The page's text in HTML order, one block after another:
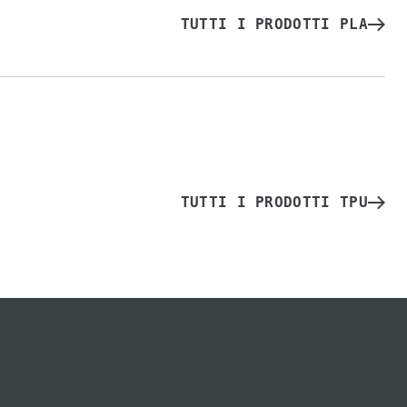
TUTTI I PRODOTTI PLA
TUTTI I PRODOTTI TPU